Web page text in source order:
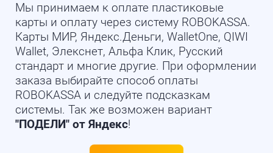
Мы принимаем к оплате пластиковые
карты и оплату через систему ROBOKASSA.
Карты МИР, Яндекс.Деньги, WalletOne, QIWI
Wallet, Элекснет, Альфа Клик, Русский
стандарт и многие другие. При оформлении
заказа выбирайте способ оплаты
ROBOKASSA и следуйте подсказкам
системы. Так же возможен вариант
"ПОДЕЛИ" от Яндекс!